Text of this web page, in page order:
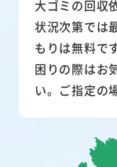
大ゴミの回収
状況次第では
もりは無料で
困りの際はお
い。ご指定の